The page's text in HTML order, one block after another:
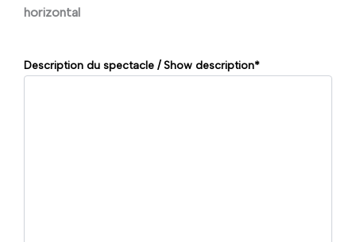
horizontal
Description du spectacle / Show description*